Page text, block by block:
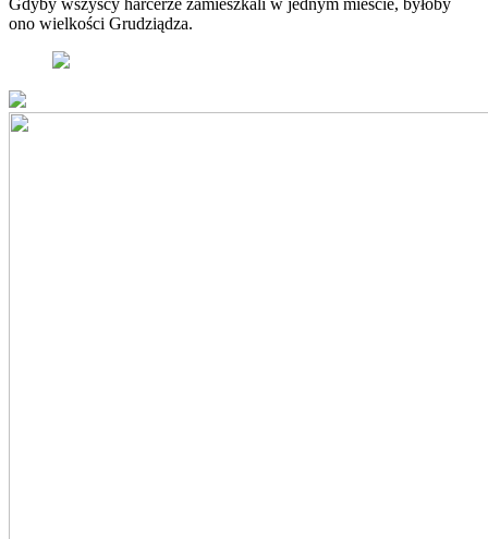
Gdyby wszyscy harcerze zamieszkali w jednym mieście, byłoby
ono wielkości Grudziądza.